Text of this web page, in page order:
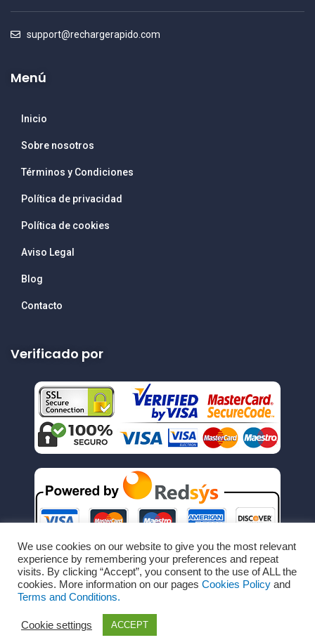
support@rechargerapido.com
Menú
Inicio
Sobre nosotros
Términos y Condiciones
Política de privacidad
Política de cookies
Aviso Legal
Blog
Contacto
Verificado por
Copyright © Todos los derechos reservados por
We use cookies on our website to give you the most relevant
experience by remembering your preferences and repeat
visits. By clicking “Accept”, you consent to the use of ALL the
cookies. More information on our pages Cookies Policy and
Terms and Conditions.
Cookie settings ACCEPT